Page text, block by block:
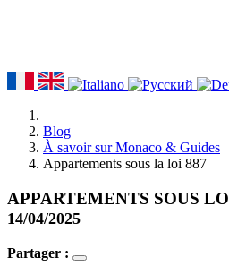
Blog
À savoir sur Monaco & Guides
Appartements sous la loi 887
APPARTEMENTS SOUS
14/04/2025
Partager :